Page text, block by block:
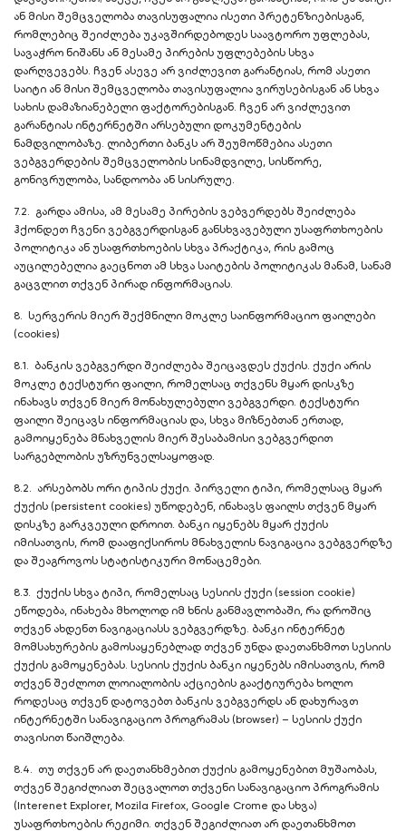
ან მისი შემცველობა თავისუფალია ისეთი პრეტენზიებისგან,
რომლებიც შეიძლება უკავშირდებოდეს საავტორო უფლებას,
სავაჭრო ნიშანს ან მესამე პირების უფლებების სხვა
დარღვევებს. ჩვენ ასევე არ ვიძლევით გარანტიას, რომ ასეთი
საიტი ან მისი შემცველობა თავისუფალია ვირუსებისგან ან სხვა
სახის დამაზიანებელი ფაქტორებისგან. ჩვენ არ ვიძლევით
გარანტიას ინტერნეტში არსებული დოკუმენტების
ნამდვილობაზე. ლიბერთი ბანკს არ შეუმოწმებია ასეთი
ვებგვერდების შემცველობის სინამდვილე, სისწორე,
გონივრულობა, სანდოობა ან სისრულე.
7.2. გარდა ამისა, ამ მესამე პირების ვებვერდებს შეიძლება
ჰქონდეთ ჩვენი ვებგვერდისგან განსხვავებული უსაფრთხოების
პოლიტიკა ან უსაფრთხოების სხვა პრაქტიკა, რის გამოც
აუცილებელია გაეცნოთ ამ სხვა საიტების პოლიტიკას მანამ, სანამ
გაცვლით თქვენ პირად ინფორმაციას.
8. სერვერის მიერ შექმნილი მოკლე საინფორმაციო ფაილები
(cookies)
8.1. ბანკის ვებგვერდი შეიძლება შეიცავდეს ქუქის. ქუქი არის
მოკლე ტექსტური ფაილი, რომელსაც თქვენს მყარ დისკზე
ინახავს თქვენ მიერ მონახულებული ვებგვერდი. ტექსტური
ფაილი შეიცავს ინფორმაციას და, სხვა მიზნებთან ერთად,
გამოიყენება მნახველის მიერ შესაბამისი ვებგვერდით
სარგებლობის უზრუნველსაყოფად.
8.2. არსებობს ორი ტიპის ქუქი. პირველი ტიპი, რომელსაც მყარ
ქუქის (persistent cookies) უწოდებენ, ინახავს ფაილს თქვენ მყარ
დისკზე გარკვეული დროით. ბანკი იყენებს მყარ ქუქის
იმისათვის, რომ დააფიქსიროს მნახველის ნავიგაცია ვებგვერდზე
და შეაგროვოს სტატისტიკური მონაცემები.
8.3. ქუქის სხვა ტიპი, რომელსაც სესიის ქუქი (session cookie)
ეწოდება, ინახება მხოლოდ იმ ხნის განმავლობაში, რა დროშიც
თქვენ ახდენთ ნავიგაციასს ვებგვერდზე. ბანკი ინტერნეტ
მომსახურების გამოსაყენებლად თქვენ უნდა დაეთანხმოთ სესიის
ქუქის გამოყენებას. სესიის ქუქის ბანკი იყენებს იმისათვის, რომ
თქვენ შეძლოთ ლოიალობის აქციების გააქტიურება ხოლო
როდესაც თქვენ დატოვებთ ბანკის ვებგვერდს ან დახურავთ
ინტერნეტში სანავიგაციო პროგრამას (browser) – სესიის ქუქი
თავისით წაიშლება.
8.4. თუ თქვენ არ დაეთანხმებით ქუქის გამოყენებით მუშაობას,
თქვენ შეგიძლიათ შეცვალოთ თქვენი სანავიგაციო პროგრამის
(Interenet Explorer, Mozila Firefox, Google Crome და სხვა)
უსაფრთხოების რეჟიმი. თქვენ შეგიძლიათ არ დაეთანხმოთ